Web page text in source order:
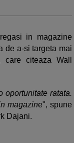
in magazine
de a-si targeta mai
citeaza Wall
oportunitate ratata.
magazine", spune
Dajani.